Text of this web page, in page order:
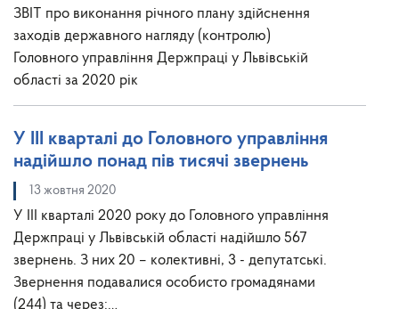
ЗВІТ про виконання річного плану здійснення
заходів державного нагляду (контролю)
Головного управління Держпраці у Львівській
області за 2020 рік
У ІІІ кварталі до Головного управління
надійшло понад пів тисячі звернень
13 жовтня 2020
У ІІІ кварталі 2020 року до Головного управління
Держпраці у Львівській області надійшло 567
звернень. З них 20 – колективні, 3 - депутатські.
Звернення подавалися особисто громадянами
(244) та через:…